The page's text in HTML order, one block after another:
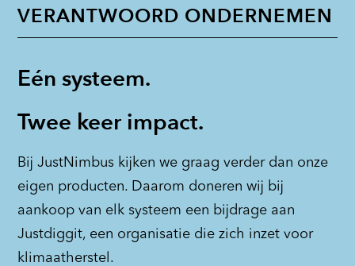
VERANTWOORD ONDERNEMEN
Eén systeem.
Twee keer impact.
Bij JustNimbus kijken we graag verder dan onze
eigen producten. Daarom doneren wij bij
aankoop van elk systeem een bijdrage aan
Justdiggit, een organisatie die zich inzet voor
klimaatherstel.